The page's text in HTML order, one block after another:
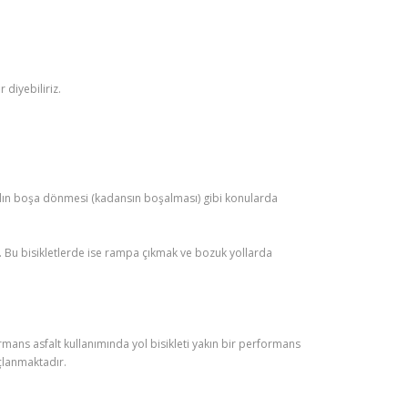
diyebiliriz.
boşa dönmesi (kadansın boşalması) gibi konularda
bisikletlerde ise rampa çıkmak ve bozuk yollarda
asfalt kullanımında yol bisikleti yakın bir performans